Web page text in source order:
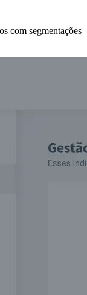
com segmentações